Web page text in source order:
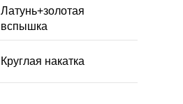
Латунь+золотая
вспышка
Круглая накатка